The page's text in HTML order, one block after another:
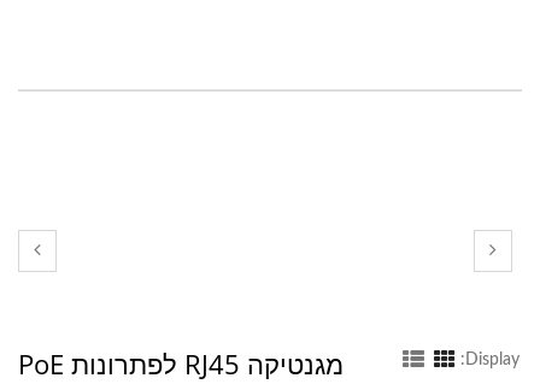
מגנטיקה RJ45 לפתרונות PoE Display: